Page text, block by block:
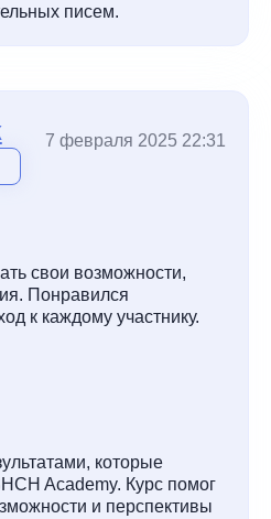
писем.
7 февраля 2025 22:31
свои возможности,
Понравился
к каждому участнику.
которые
Academy. Курс помог
и перспективы